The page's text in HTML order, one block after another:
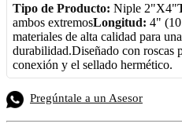
Tipo de Producto: Niple 2"X4"
ambos extremosLongitud: 4"
materiales de alta calidad para
durabilidad.Diseñado con roscas
conexión y el sellado hermético.
Pregúntale a un Asesor